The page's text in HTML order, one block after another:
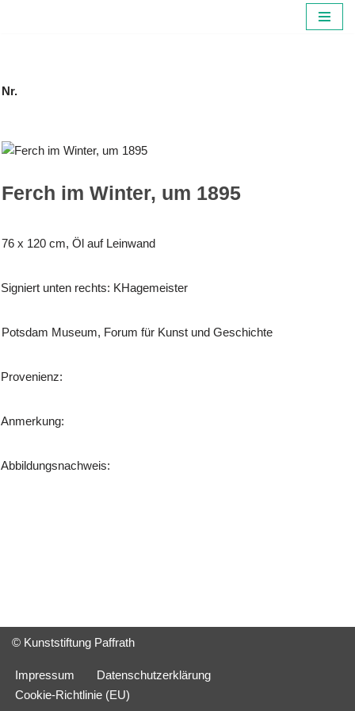
Nr.
Ferch im Winter, um 1895
76 x 120 cm, Öl auf Leinwand
Signiert unten rechts: KHagemeister
Potsdam Museum, Forum für Kunst und Geschichte
Provenienz:
Anmerkung:
Abbildungsnachweis:
© Kunststiftung Paffrath
Impressum
Datenschutzerklärung
Cookie-Richtlinie (EU)